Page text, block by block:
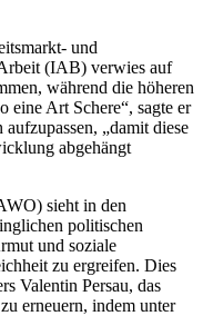
und
(IAB) verwies auf
während die höheren
eine Art Schere“, sagte er
„damit diese
abgehängt
sieht in den
politischen
und soziale
zu ergreifen. Dies
Valentin Persau, das
erneuern, indem unter